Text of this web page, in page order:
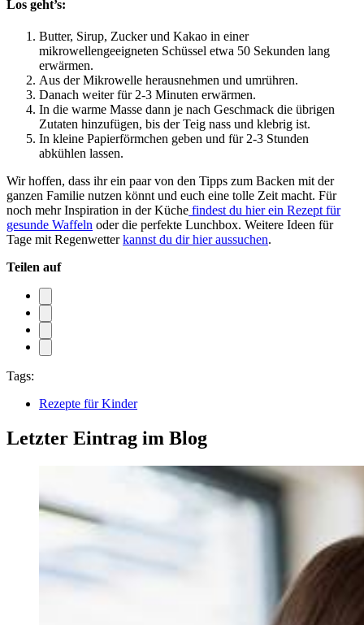
Los geht’s:
Butter, Sirup, Zucker und Kakao in einer
mikrowellengeeigneten Schüssel etwa 50 Sekunden lang
erwärmen.
Aus der Mikrowelle herausnehmen und umrühren.
Danach weiter für 2-3 Minuten erwärmen.
In die warme Masse dann je nach Geschmack die übrigen
Zutaten hinzufügen, bis der Teig nass und klebrig ist.
In kleine Papierförmchen geben und für 2-3 Stunden
abkühlen lassen.
Wir hoffen, dass ihr ein paar von den Tipps zum Backen mit der
ganzen Familie nutzen könnt und euch eine tolle Zeit macht. Für
noch mehr Inspiration in der Küche findest du hier ein Rezept für
gesunde Waffeln oder die perfekte Lunchbox. Weitere Ideen für
Tage mit Regenwetterkannst du dir hier aussuchen.
Teilen auf
Tags:
Rezepte für Kinder
Letzter Eintrag im Blog